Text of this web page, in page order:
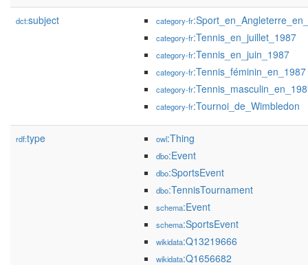
dct:subject category-fr
category-fr:Tennis_en_juillet_1987
category-fr:Tennis_en_juin_1987
category-fr:Tennis_féminin_en_1987
category-fr
category-fr:Tournoi_de_Wimbledon
rdf:type owl:Thing
dbo:Event
dbo:SportsEvent
dbo:TennisTournament
schema:Event
schema:SportsEvent
wikidata:Q13219666
wikidata:Q1656682